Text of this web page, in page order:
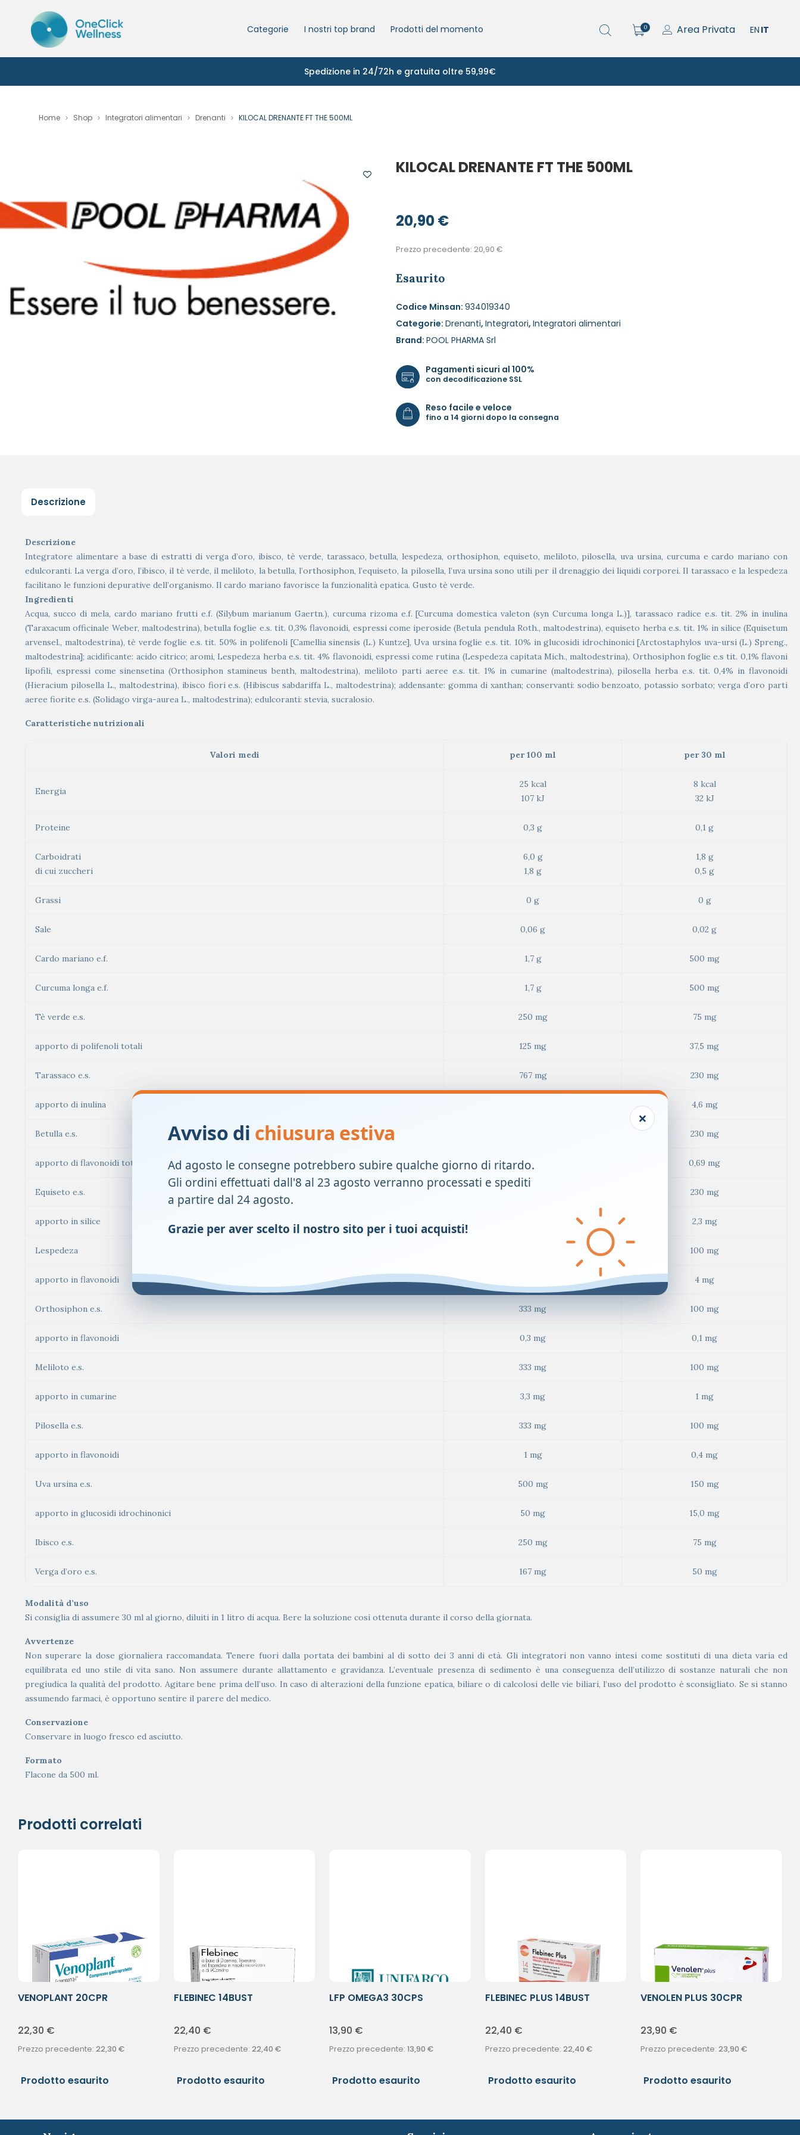
Categorie I nostri top brand Prodotti del momento EN IT
Area Privata
0
Spedizione in 24/72h e gratuita oltre 59,99€
Home Shop Integratori alimentari Drenanti KILOCAL DRENANTE FT THE 500ML
KILOCAL DRENANTE FT THE 500ML
20,90€
Prezzo precedente: 20,90 €
Esaurito
Codice Minsan: 934019340
Categorie: Drenanti, Integratori, Integratori alimentari
Brand: POOL PHARMA Srl
Pagamenti sicuri al 100%
con decodificazione SSL
Reso facile e veloce
fino a 14 giorni dopo la consegna
Descrizione
Descrizione
Integratore alimentare a base di estratti di verga d’oro, ibisco, tè verde, tarassaco, betulla, lespedeza, orthosiphon, equiseto, meliloto, pilosella, uva ursina, curcuma e cardo mariano con
edulcoranti. La verga d’oro, l’ibisco, il tè verde, il meliloto, la betulla, l’orthosiphon, l’equiseto, la pilosella, l’uva ursina sono utili per il drenaggio dei liquidi corporei. Il tarassaco e la lespedeza
facilitano le funzioni depurative dell’organismo. Il cardo mariano favorisce la funzionalità epatica. Gusto tè verde.
Ingredienti
Acqua, succo di mela, cardo mariano frutti e.f. (Silybum marianum Gaertn.), curcuma rizoma e.f. [Curcuma domestica valeton (syn Curcuma longa L.)], tarassaco radice e.s. tit. 2% in inulina
(Taraxacum officinale Weber, maltodestrina), betulla foglie e.s. tit. 0,3% flavonoidi, espressi come iperoside (Betula pendula Roth., maltodestrina), equiseto herba e.s. tit. 1% in silice (Equisetum
arvensel., maltodestrina), tè verde foglie e.s. tit. 50% in polifenoli [Camellia sinensis (L.) Kuntze], Uva ursina foglie e.s. tit. 10% in glucosidi idrochinonici [Arctostaphylos uva-ursi (L.) Spreng.,
maltodestrina]; acidificante: acido citrico; aromi, Lespedeza herba e.s. tit. 4% flavonoidi, espressi come rutina (Lespedeza capitata Mich., maltodestrina), Orthosiphon foglie e.s tit. 0,1% flavoni
lipofili, espressi come sinensetina (Orthosiphon stamineus benth, maltodestrina), meliloto parti aeree e.s. tit. 1% in cumarine (maltodestrina), pilosella herba e.s. tit. 0,4% in flavonoidi
(Hieracium pilosella L., maltodestrina), ibisco fiori e.s. (Hibiscus sabdariffa L., maltodestrina); addensante: gomma di xanthan; conservanti: sodio benzoato, potassio sorbato; verga d’oro parti
aeree fiorite e.s. (Solidago virga-aurea L., maltodestrina); edulcoranti: stevia, sucralosio.
Caratteristiche nutrizionali
Valori medi per 100 ml per 30 ml
Energia
25 kcal
107 kJ
8 kcal
32 kJ
Proteine 0,3 g 0,1 g
Carboidrati
di cui zuccheri
6,0 g
1,8 g
1,8 g
0,5 g
Grassi 0 g 0 g
Sale 0,06 g 0,02 g
Cardo mariano e.f. 1,7 g 500 mg
Curcuma longa e.f. 1,7 g 500 mg
Tè verde e.s. 250 mg 75 mg
apporto di polifenoli totali 125 mg 37,5 mg
Tarassaco e.s. 767 mg 230 mg
apporto di inulina 4,6 mg
Betulla e.s. 230 mg
apporto di flavonoidi totali 2,3 mg 0,69 mg
Equiseto e.s. 230 mg
apporto in silice 2,3 mg
Lespedeza 100 mg
apporto in flavonoidi 4 mg
Orthosiphon e.s. 333 mg 100 mg
apporto in flavonoidi 0,3 mg 0,1 mg
Meliloto e.s. 333 mg 100 mg
apporto in cumarine 3,3 mg 1 mg
Pilosella e.s. 333 mg 100 mg
apporto in flavonoidi 1 mg 0,4 mg
Uva ursina e.s. 500 mg 150 mg
apporto in glucosidi idrochinonici 50 mg 15,0 mg
Ibisco e.s. 250 mg 75 mg
Verga d’oro e.s. 167 mg 50 mg
Modalità d’uso
Si consiglia di assumere 30 ml al giorno, diluiti in 1 litro di acqua. Bere la soluzione così ottenuta durante il corso della giornata.
Avvertenze
Non superare la dose giornaliera raccomandata. Tenere fuori dalla portata dei bambini al di sotto dei 3 anni di età. Gli integratori non vanno intesi come sostituti di una dieta varia ed
equilibrata ed uno stile di vita sano. Non assumere durante allattamento e gravidanza. L’eventuale presenza di sedimento è una conseguenza dell’utilizzo di sostanze naturali che non
pregiudica la qualità del prodotto. Agitare bene prima dell’uso. In caso di alterazioni della funzione epatica, biliare o di calcolosi delle vie biliari, l’uso del prodotto è sconsigliato. Se si stanno
assumendo farmaci, è opportuno sentire il parere del medico.
Conservazione
Conservare in luogo fresco ed asciutto.
Formato
Flacone da 500 ml.
Prodotti correlati
VENOPLANT 20CPR
22,30 €
Prezzo precedente: 22,30 €
Prodotto esaurito
FLEBINEC 14BUST
22,40 €
Prezzo precedente: 22,40 €
Prodotto esaurito
LFP OMEGA3 30CPS
13,90 €
Prezzo precedente: 13,90 €
Prodotto esaurito
FLEBINEC PLUS 14BUST
22,40 €
Prezzo precedente: 22,40 €
Prodotto esaurito
VENOLEN PLUS 30CPR
23,90 €
Prezzo precedente: 23,90 €
Prodotto esaurito
×
Avviso di chiusura estiva
Ad agosto le consegne potrebbero subire qualche giorno di ritardo.
Gli ordini effettuati dall'8 al 23 agosto verranno processati e spediti
a partire dal 24 agosto.
Grazie per aver scelto il nostro sito per i tuoi acquisti!